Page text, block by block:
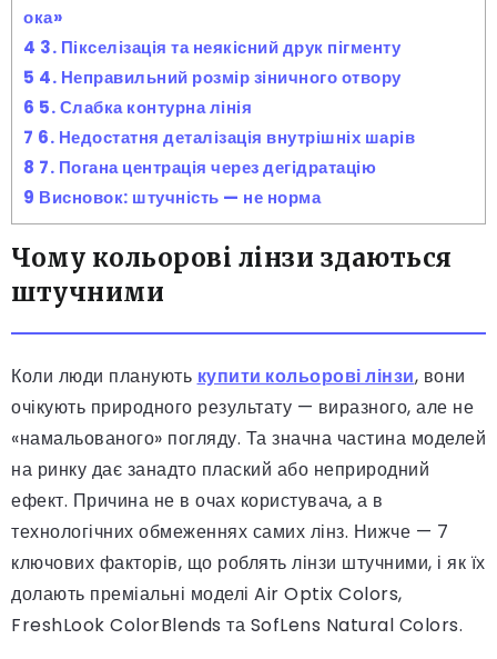
ока»
4 3. Пікселізація та неякісний друк пігменту
5 4. Неправильний розмір зіничного отвору
6 5. Слабка контурна лінія
7 6. Недостатня деталізація внутрішніх шарів
8 7. Погана центрація через дегідратацію
9 Висновок: штучність — не норма
Чому кольорові лінзи здаються
штучними
Коли люди планують купити кольорові лінзи, вони
очікують природного результату — виразного, але не
«намальованого» погляду. Та значна частина моделей
на ринку дає занадто плаский або неприродний
ефект. Причина не в очах користувача, а в
технологічних обмеженнях самих лінз. Нижче — 7
ключових факторів, що роблять лінзи штучними, і як їх
долають преміальні моделі Air Optix Colors,
FreshLook ColorBlends та SofLens Natural Colors.